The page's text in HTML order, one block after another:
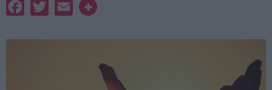
FacebookTwitterEmail